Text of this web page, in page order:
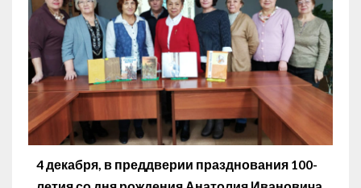
4 декабря, в преддверии празднования 100-